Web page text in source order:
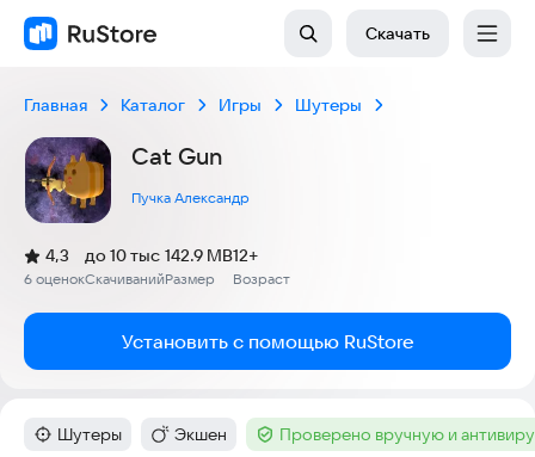
Скачать
Главная Каталог Игры Шутеры
Cat Gun
Пучка Александр
Рейтинг:
4,3
(
6 оценок
)
Скачиваний
до 10 тыс
Размер
142.9 MB
Возраст
12+
Установить с помощью RuStore
Категория:
Шутеры Категория
Экшен Тег :Проверено вручную и